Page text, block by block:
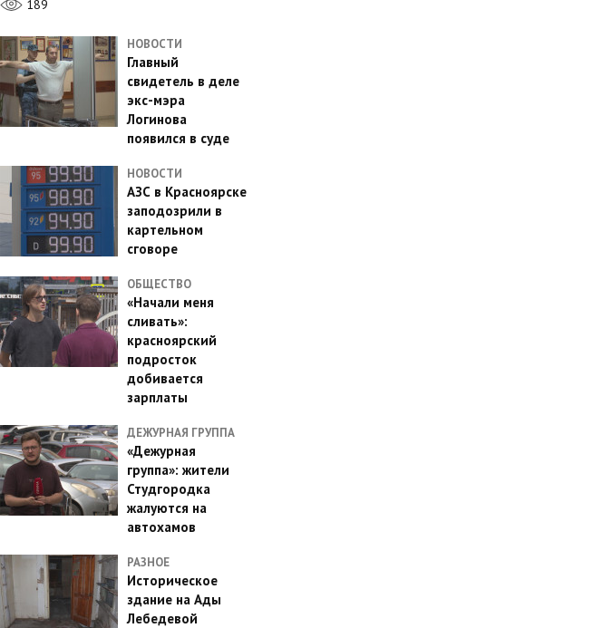
189
НОВОСТИ
Главный
свидетель в деле
экс-мэра
Логинова
появился в суде
НОВОСТИ
АЗС в Красноярске
заподозрили в
картельном
сговоре
ОБЩЕСТВО
«Начали меня
сливать»:
красноярский
подросток
добивается
зарплаты
ДЕЖУРНАЯ ГРУППА
«Дежурная
группа»: жители
Студгородка
жалуются на
автохамов
РАЗНОЕ
Историческое
здание на Ады
Лебедевой